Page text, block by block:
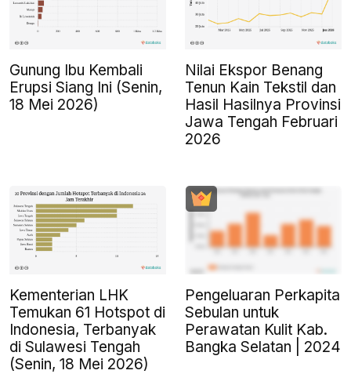
Gunung Ibu Kembali
Erupsi Siang Ini (Senin,
18 Mei 2026)
Nilai Ekspor Benang
Tenun Kain Tekstil dan
Hasil Hasilnya Provinsi
Jawa Tengah Februari
2026
Kementerian LHK
Temukan 61 Hotspot di
Indonesia, Terbanyak
di Sulawesi Tengah
(Senin, 18 Mei 2026)
Pengeluaran Perkapita
Sebulan untuk
Perawatan Kulit Kab.
Bangka Selatan | 2024